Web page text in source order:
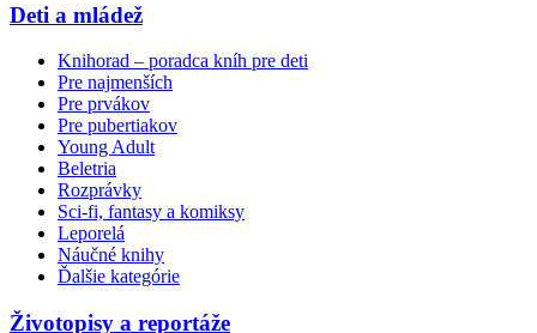
Deti a mládež
Knihorad – poradca kníh pre deti
Pre najmenších
Pre prvákov
Pre pubertiakov
Young Adult
Beletria
Rozprávky
Sci-fi, fantasy a komiksy
Leporelá
Náučné knihy
Ďalšie kategórie
Životopisy a reportáže